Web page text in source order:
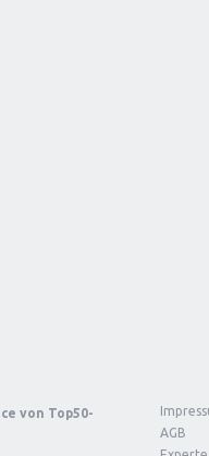
von Top50-
AGB